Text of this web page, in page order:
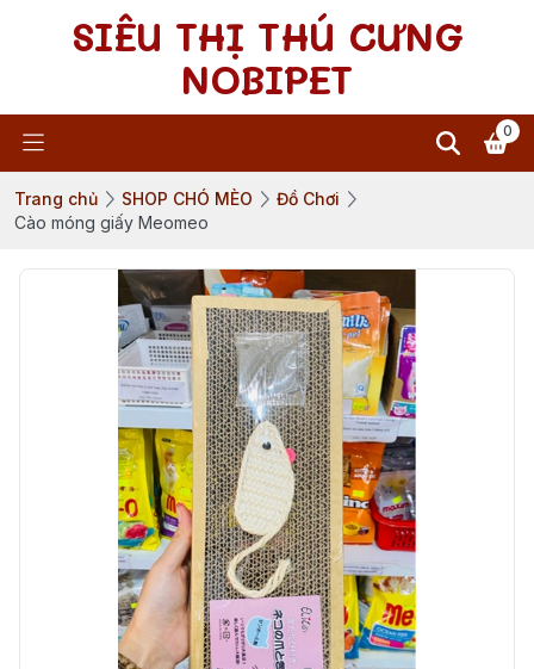
SIÊU THỊ THÚ CƯNG
NOBIPET
0
Trang chủ SHOP CHÓ MÈO
Đồ Chơi
Cào móng giấy Meomeo